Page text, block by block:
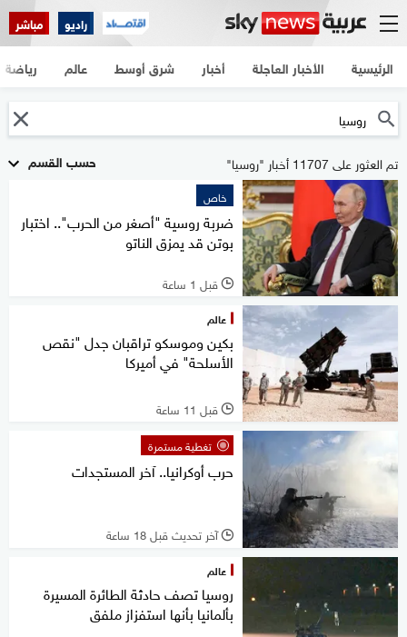
راديو مباشر
الرئيسية الأخبار العاجلة أخبار شرق أوسط عالم رياضة
حسب القسم تم العثور على 11707 أخبار "روسيا"
خاص
ضربة روسية "أصغر من الحرب".. اختبار
بوتن قد يمزق الناتو
l قبل 1 ساعة
عالم
بكين وموسكو تراقبان جدل "نقص
الأسلحة" في أميركا
l قبل 11 ساعة
تغطية مستمرة
حرب أوكرانيا.. آخر المستجدات
l آخر تحديث قبل 18 ساعة
عالم
روسيا تصف حادثة الطائرة المسيرة
بألمانيا بأنها استفزاز ملفق